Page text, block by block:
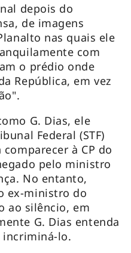
depois do
de imagens
nas quais ele
com
o prédio onde
República, em vez
G. Dias, ele
Federal (STF)
à CP do
pelo ministro
No entanto,
ex-ministro do
ao silêncio, em
G. Dias entenda
incriminá-lo.